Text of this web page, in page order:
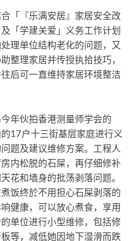
「『乐满安居』家居安全改
「学建关爱」义务工作计划
理单位结构老化的问题，又
整理家居并传授执拾技巧，
后可一直维持家居环境整洁
年伙拍香港测量师学会的
17户十三街基层家庭进行义
题及建议维修方案。工程人
内松脱的石屎，再仔细修补
花和墙身的批荡剥落问题。
饭终於不用担心石屎剥落的
健康，可以放心煮食，享用
单位进行小型维修，包括修
等，减低她因地下湿滑而跌